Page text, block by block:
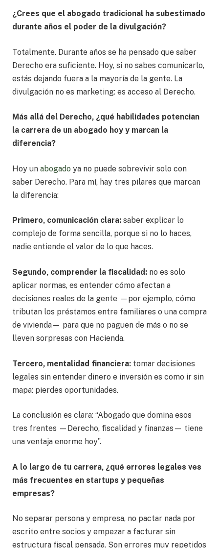
¿Crees que el abogado tradicional ha subestimado
durante años el poder de la divulgación?
Totalmente. Durante años se ha pensado que saber
Derecho era suficiente. Hoy, si no sabes comunicarlo,
estás dejando fuera a la mayoría de la gente. La
divulgación no es marketing: es acceso al Derecho.
Más allá del Derecho, ¿qué habilidades potencian
la carrera de un abogado hoy y marcan la
diferencia?
Hoy un abogado ya no puede sobrevivir solo con
saber Derecho. Para mí, hay tres pilares que marcan
la diferencia:
Primero, comunicación clara: saber explicar lo
complejo de forma sencilla, porque si no lo haces,
nadie entiende el valor de lo que haces.
Segundo, comprender la fiscalidad: no es solo
aplicar normas, es entender cómo afectan a
decisiones reales de la gente —por ejemplo, cómo
tributan los préstamos entre familiares o una compra
de vivienda— para que no paguen de más o no se
lleven sorpresas con Hacienda.
Tercero, mentalidad financiera: tomar decisiones
legales sin entender dinero e inversión es como ir sin
mapa: pierdes oportunidades.
La conclusión es clara: “Abogado que domina esos
tres frentes —Derecho, fiscalidad y finanzas— tiene
una ventaja enorme hoy”.
A lo largo de tu carrera, ¿qué errores legales ves
más frecuentes en startups y pequeñas
empresas?
No separar persona y empresa, no pactar nada por
escrito entre socios y empezar a facturar sin
estructura fiscal pensada. Son errores muy repetidos